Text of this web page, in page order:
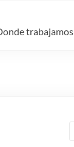
trabajamos